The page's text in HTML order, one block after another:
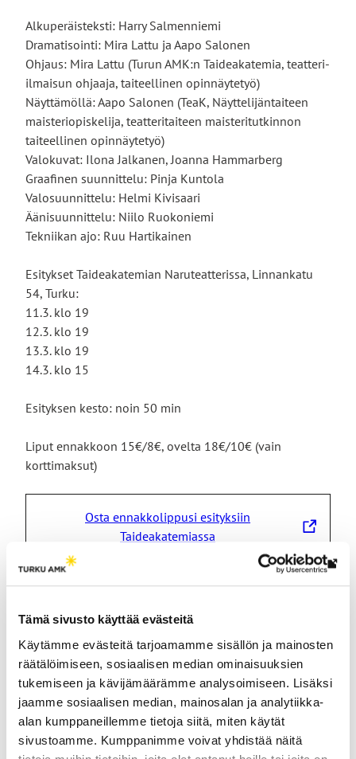
Tämä sivusto käyttää evästeitä
Käytämme evästeitä tarjoamamme sisällön ja mainosten
räätälöimiseen, sosiaalisen median ominaisuuksien
tukemiseen ja kävijämäärämme analysoimiseen. Lisäksi
jaamme sosiaalisen median, mainosalan ja analytiikka-
alan kumppaneillemme tietoja siitä, miten käytät
sivustoamme. Kumppanimme voivat yhdistää näitä
Alkuperäisteksti: Harry Salmenniemi
Dramatisointi: Mira Lattu ja Aapo Salonen
Ohjaus: Mira Lattu (Turun AMK:n Taideakatemia, teatteri-
ilmaisun ohjaaja, taiteellinen opinnäytetyö)
Näyttämöllä: Aapo Salonen (TeaK, Näyttelijäntaiteen
maisteriopiskelija, teatteritaiteen maisteritutkinnon
taiteellinen opinnäytetyö)
Valokuvat: Ilona Jalkanen, Joanna Hammarberg
Graafinen suunnittelu: Pinja Kuntola
Valosuunnittelu: Helmi Kivisaari
Äänisuunnittelu: Niilo Ruokoniemi
Tekniikan ajo: Ruu Hartikainen
Esitykset Taideakatemian Naruteatterissa, Linnankatu
54, Turku:
11.3. klo 19
12.3. klo 19
13.3. klo 19
14.3. klo 15
Esityksen kesto: noin 50 min
Liput ennakkoon 15€/8€, ovelta 18€/10€ (vain
korttimaksut)
Osta ennakkolippusi esityksiin
Taideakatemiassa
n
k
v
i
e
u
l
k
Haapaniemenkatu 6, Helsinki:
17.3. klo 19
18.3. klo 19
19.3. klo 14 & 19:30
Liput 15€/7€/4€